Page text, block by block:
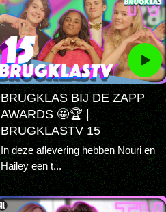
BRUGKLAS BIJ DE ZAPP
AWARDS 🤩🏆 |
BRUGKLASTV 15
In deze aflevering hebben Nouri en
Hailey een t...